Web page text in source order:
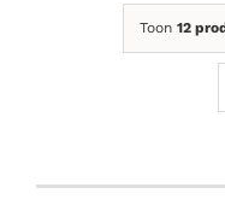
Toon 12